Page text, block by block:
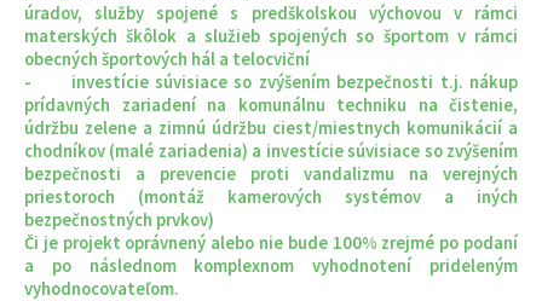
úradov, služby spojené s predškolskou výchovou v rámci
materských škôlok a služieb spojených so športom v rámci
obecných športových hál a telocviční
- investície súvisiace so zvýšením bezpečnosti t.j. nákup
prídavných zariadení na komunálnu techniku na čistenie,
údržbu zelene a zimnú údržbu ciest/miestnych komunikácií a
chodníkov (malé zariadenia) a investície súvisiace so zvýšením
bezpečnosti a prevencie proti vandalizmu na verejných
priestoroch (montáž kamerových systémov a iných
bezpečnostných prvkov)
Či je projekt oprávnený alebo nie bude 100% zrejmé po podaní
a po následnom komplexnom vyhodnotení prideleným
vyhodnocovateľom.